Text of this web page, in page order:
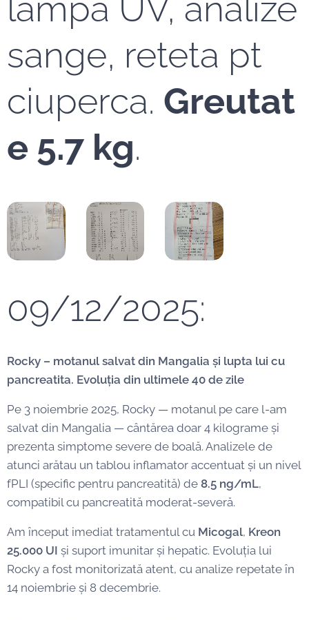
lampa UV, analize
sange, reteta pt
ciuperca. Greutat
e 5.7 kg.
09/12/2025:
Rocky – motanul salvat din Mangalia și lupta lui cu
pancreatita. Evoluția din ultimele 40 de zile
Pe 3 noiembrie 2025, Rocky — motanul pe care l-am
salvat din Mangalia — cântărea doar 4 kilograme și
prezenta simptome severe de boală. Analizele de
atunci arătau un tablou inflamator accentuat și un nivel
fPLI (specific pentru pancreatită) de 8.5 ng/mL,
compatibil cu pancreatită moderat-severă.
Am început imediat tratamentul cu Micogal, Kreon
25.000 UI și suport imunitar și hepatic. Evoluția lui
Rocky a fost monitorizată atent, cu analize repetate în
14 noiembrie și 8 decembrie.